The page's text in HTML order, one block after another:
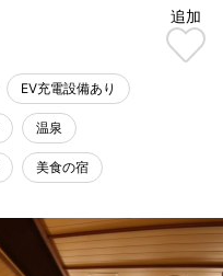
追加
EV充電設備あり
温泉
美食の宿